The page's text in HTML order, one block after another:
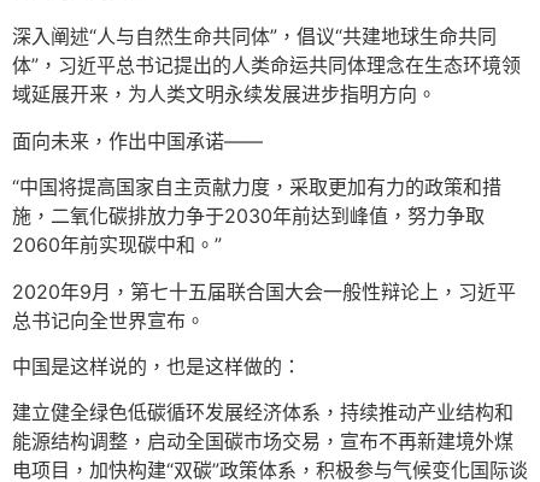
深入阐述“人与自然生命共同体”，倡议“共建地球生命共同
体”，习近平总书记提出的人类命运共同体理念在生态环境领
域延展开来，为人类文明永续发展进步指明方向。
面向未来，作出中国承诺——
“中国将提高国家自主贡献力度，采取更加有力的政策和措
施，二氧化碳排放力争于2030年前达到峰值，努力争取
2060年前实现碳中和。”
2020年9月，第七十五届联合国大会一般性辩论上，习近平
总书记向全世界宣布。
中国是这样说的，也是这样做的：
建立健全绿色低碳循环发展经济体系，持续推动产业结构和
能源结构调整，启动全国碳市场交易，宣布不再新建境外煤
电项目，加快构建“双碳”政策体系，积极参与气候变化国际谈